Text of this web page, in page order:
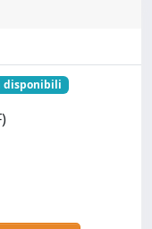
disponibili